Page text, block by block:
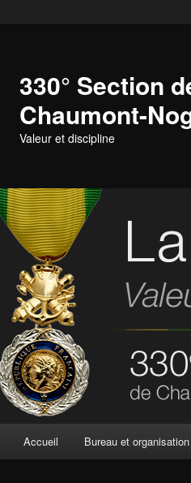
330° Section
Chaumont-
Valeur et discipline
Accueil Bureau et organisation